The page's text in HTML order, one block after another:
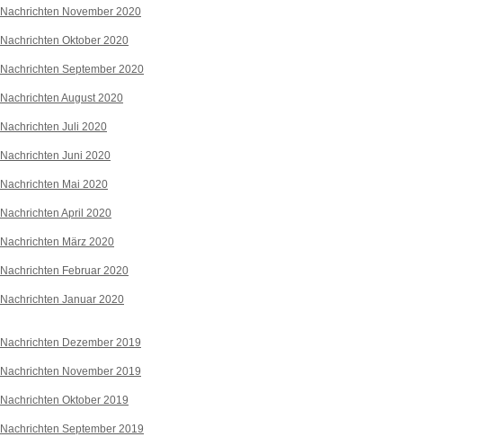
Nachrichten November 2020
Nachrichten Oktober 2020
Nachrichten September 2020
Nachrichten August 2020
Nachrichten Juli 2020
Nachrichten Juni 2020
Nachrichten Mai 2020
Nachrichten April 2020
Nachrichten März 2020
Nachrichten Februar 2020
Nachrichten Januar 2020
Nachrichten Dezember 2019
Nachrichten November 2019
Nachrichten Oktober 2019
Nachrichten September 2019